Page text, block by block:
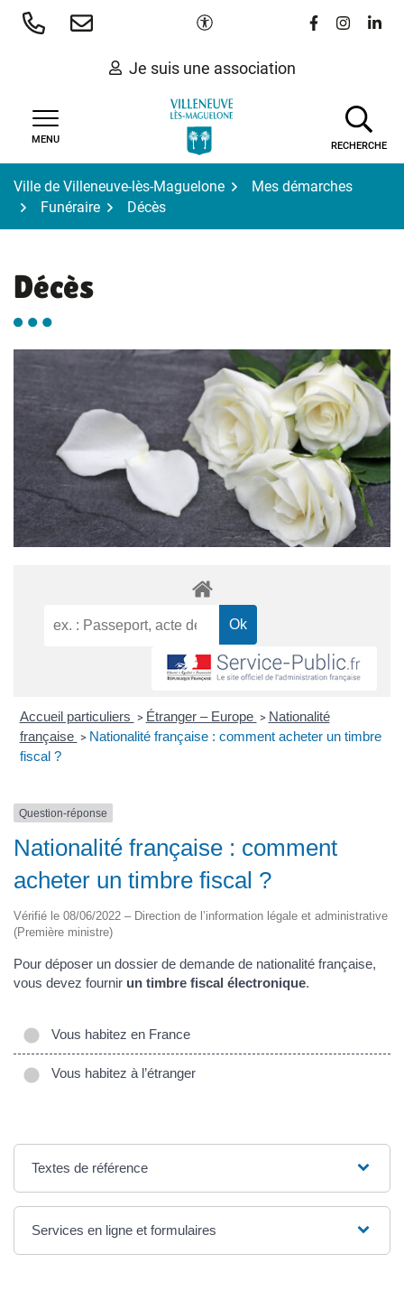
Aller
Paramètres d'accessibilité
Lien vers le
Lien vers
Lien
Je suis une association
MENU
RECHERCHE
Ville de Villeneuve-lès-Maguelone
Mes démarches
Funéraire
Décès
Décès
Accueil particuliers > Étranger – Europe > Nationalité
française > Nationalité française : comment acheter un timbre
fiscal ?
Question-réponse
Nationalité française : comment
acheter un timbre fiscal ?
Vérifié le 08/06/2022 – Direction de l’information légale et administrative
(Première ministre)
Pour déposer un dossier de demande de nationalité française,
vous devez fournir un timbre fiscal électronique.
Vous habitez en France
Vous habitez à l’étranger
Textes de référence
Services en ligne et formulaires